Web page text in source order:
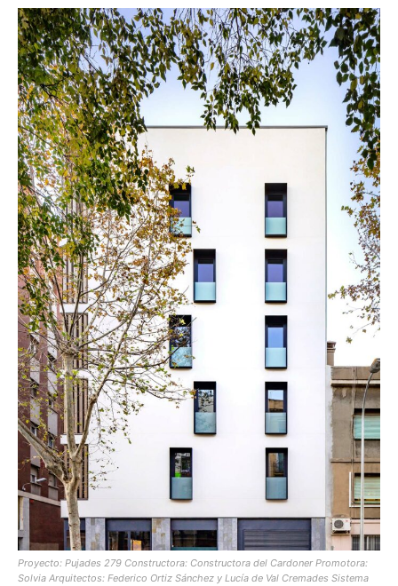
Proyecto: Pujades 279 Constructora: Constructora del Cardoner Promotora:
Solvia Arquitectos: Federico Ortiz Sánchez y Lucía de Val Cremades Sistema